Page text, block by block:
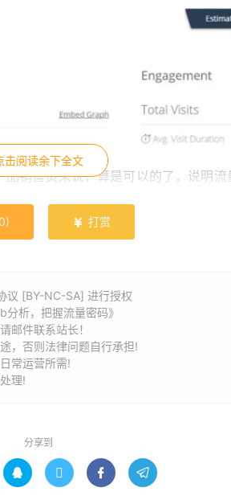
销售页来说，算是可以的了，说明流
英语国家。
击阅读余下全文
)  打赏
议 [BY-NC-SA] 进行授权
析，把握流量密码》
邮件联系站长！
，否则法律问题自行承担!
常运营所需!
理!
分享到
   